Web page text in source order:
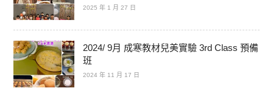
2025 年 1 月 27 日
2024/ 9月 成寒教材兒美實驗 3rd Class 預備
班
2024 年 11 月 17 日